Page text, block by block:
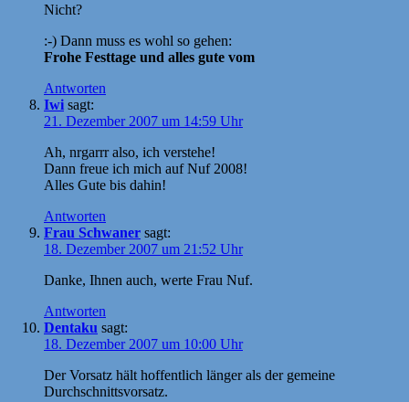
Nicht?
:-) Dann muss es wohl so gehen:
Frohe Festtage und alles gute vom
Antworten
Iwi sagt:
21. Dezember 2007 um 14:59 Uhr
Ah, nrgarrr also, ich verstehe!
Dann freue ich mich auf Nuf 2008!
Alles Gute bis dahin!
Antworten
Frau Schwaner sagt:
18. Dezember 2007 um 21:52 Uhr
Danke, Ihnen auch, werte Frau Nuf.
Antworten
Dentaku sagt:
18. Dezember 2007 um 10:00 Uhr
Der Vorsatz hält hoffentlich länger als der gemeine
Durchschnittsvorsatz.